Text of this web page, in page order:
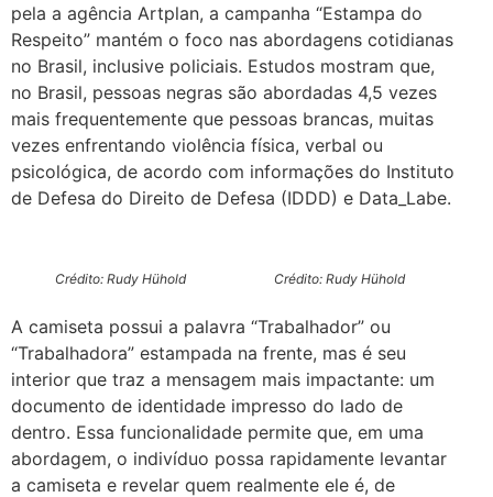
pela a agência Artplan, a campanha “Estampa do
Respeito” mantém o foco nas abordagens cotidianas
no Brasil, inclusive policiais. Estudos mostram que,
no Brasil, pessoas negras são abordadas 4,5 vezes
mais frequentemente que pessoas brancas, muitas
vezes enfrentando violência física, verbal ou
psicológica, de acordo com informações do Instituto
de Defesa do Direito de Defesa (IDDD) e Data_Labe.
Crédito: Rudy Hühold Crédito: Rudy Hühold
A camiseta possui a palavra “Trabalhador” ou
“Trabalhadora” estampada na frente, mas é seu
interior que traz a mensagem mais impactante: um
documento de identidade impresso do lado de
dentro. Essa funcionalidade permite que, em uma
abordagem, o indivíduo possa rapidamente levantar
a camiseta e revelar quem realmente ele é, de